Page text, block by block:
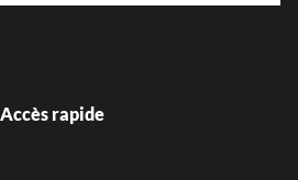
Accès rapide